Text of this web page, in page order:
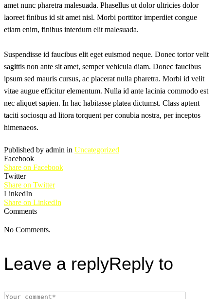
amet nunc pharetra malesuada. Phasellus ut dolor ultricies dolor
laoreet finibus id sit amet nisl. Morbi porttitor imperdiet congue
etiam enim, finibus interdum elit malesuada.
Suspendisse id faucibus elit eget euismod neque. Donec tortor velit
sagittis non ante sit amet, semper vehicula diam. Donec faucibus
ipsum sed mauris cursus, ac placerat nulla pharetra. Morbi id velit
vitae augue efficitur elementum. Nulla id ante lacinia commodo est
nec aliquet sapien. In hac habitasse platea dictumst. Class aptent
taciti sociosqu ad litora torquent per conubia nostra, per inceptos
himenaeos.
Published by admin in Uncategorized
Facebook
Share on Facebook
Twitter
Share on Twitter
LinkedIn
Share on LinkedIn
Comments
No Comments.
Leave a replyReply to